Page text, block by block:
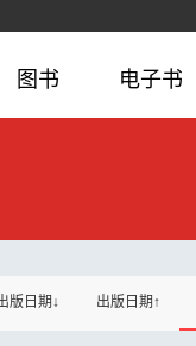
图书 电子书
版日期↓ 出版日期↑